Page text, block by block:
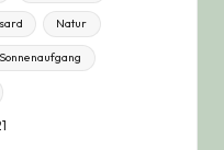
Natur
Sonnenaufgang